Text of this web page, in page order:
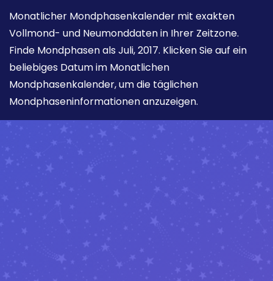
Monatlicher Mondphasenkalender mit exakten
Vollmond- und Neumonddaten in Ihrer Zeitzone.
Finde Mondphasen als Juli, 2017. Klicken Sie auf ein
beliebiges Datum im Monatlichen
Mondphasenkalender, um die täglichen
Mondphaseninformationen anzuzeigen.